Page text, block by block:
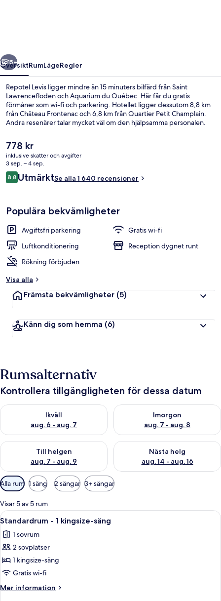
Nästa
15+
ÖversiktRumLägeRegler
Repotel Levis ligger mindre än 15 minuters bilfärd från Saint
Lawrencefloden och Aquarium du Québec. Här får du gratis
förmåner som wi-fi och parkering. Hotellet ligger dessutom 8,8 km
från Château Frontenac och 6,8 km från Quartier Petit Champlain.
Andra resenärer talar mycket väl om den hjälpsamma personalen.
Det
nuvarande
priset
är
778 kr
778 kr
inklusive skatter och avgifter
3 sep. – 4 sep.
Recensioner
8,88,8 av 10,
UtmärktSe alla 1 640 recensioner
Populära bekvämligheter
Avgiftsfri parkering
Gratis wi-fi
Luftkonditionering
Reception dygnet runt
Rökning förbjuden
Visa alla
Främsta bekvämligheter (5)
Känn dig som hemma (6)
Rumsalternativ
Kontrollera tillgängligheten för dessa datum
Ikväll
aug. 6 - aug. 7
Kontrollera tillgängligheten för ikväll aug. 6 - aug. 7
Imorgon
aug. 7 - aug. 8
Kontrollera tillgängligheten
Till helgen
aug. 7 - aug. 9
Kontrollera tillgängligheten för den här helgen aug. 7 - aug. 9
Nästa helg
aug. 14 - aug. 16
Kontrollera tillgängligheten
Tillgängliga
filter
för
rum
Alla rum 1 säng 2 sängar 3+ sängar
Visar 5 av 5 rum
Öppna
alla
foton
för
Standardrum
-
1
kingsize-
Ett hotellrum med en snyggt
3
Standardrum - 1 kingsize-säng
1 sovrum
2 sovplatser
1 kingsize-säng
Gratis wi-fi
Mer information
Mer